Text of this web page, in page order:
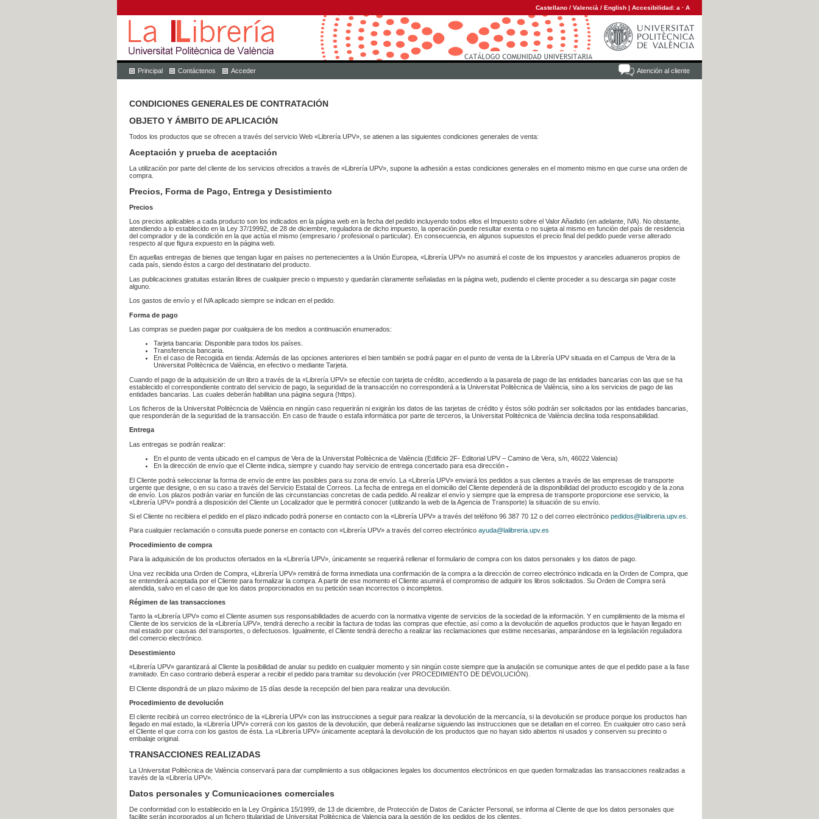
Castellano / Valencià / English | Accesibilidad: a · A
Atención al cliente
Principal Contáctenos Acceder
CONDICIONES GENERALES DE CONTRATACIÓN
OBJETO Y ÁMBITO DE APLICACIÓN
Todos los productos que se ofrecen a través del servicio Web «Librería UPV», se atienen a las siguientes condiciones generales de venta:
Aceptación y prueba de aceptación
La utilización por parte del cliente de los servicios ofrecidos a través de «Librería UPV», supone la adhesión a estas condiciones generales en el momento mismo en que curse una orden de
compra.
Precios, Forma de Pago, Entrega y Desistimiento
Precios
Los precios aplicables a cada producto son los indicados en la página web en la fecha del pedido incluyendo todos ellos el Impuesto sobre el Valor Añadido (en adelante, IVA). No obstante,
atendiendo a lo establecido en la Ley 37/19992, de 28 de diciembre, reguladora de dicho impuesto, la operación puede resultar exenta o no sujeta al mismo en función del país de residencia
del comprador y de la condición en la que actúa el mismo (empresario / profesional o particular). En consecuencia, en algunos supuestos el precio final del pedido puede verse alterado
respecto al que figura expuesto en la página web.
En aquellas entregas de bienes que tengan lugar en países no pertenecientes a la Unión Europea, «Librería UPV» no asumirá el coste de los impuestos y aranceles aduaneros propios de
cada país, siendo éstos a cargo del destinatario del producto.
Las publicaciones gratuitas estarán libres de cualquier precio o impuesto y quedarán claramente señaladas en la página web, pudiendo el cliente proceder a su descarga sin pagar coste
alguno.
Los gastos de envío y el IVA aplicado siempre se indican en el pedido.
Forma de pago
Las compras se pueden pagar por cualquiera de los medios a continuación enumerados:
Tarjeta bancaria: Disponible para todos los países.
Transferencia bancaria.
En el caso de Recogida en tienda: Además de las opciones anteriores el bien también se podrá pagar en el punto de venta de la Librería UPV situada en el Campus de Vera de la
Universitat Politècnica de València, en efectivo o mediante Tarjeta.
Cuando el pago de la adquisición de un libro a través de la «Librería UPV» se efectúe con tarjeta de crédito, accediendo a la pasarela de pago de las entidades bancarias con las que se ha
establecido el correspondiente contrato del servicio de pago, la seguridad de la transacción no corresponderá a la Universitat Politècnica de València, sino a los servicios de pago de las
entidades bancarias. Las cuales deberán habilitan una página segura (https).
Los ficheros de la Universitat Politècncia de València en ningún caso requerirán ni exigirán los datos de las tarjetas de crédito y éstos sólo podrán ser solicitados por las entidades bancarias,
que responderán de la seguridad de la transacción. En caso de fraude o estafa informática por parte de terceros, la Universitat Politècnica de València declina toda responsabilidad.
Entrega
Las entregas se podrán realizar:
En el punto de venta ubicado en el campus de Vera de la Universitat Politècnica de València (Edificio 2F- Editorial UPV – Camino de Vera, s/n, 46022 Valencia)
En la dirección de envío que el Cliente indica, siempre y cuando hay servicio de entrega concertado para esa dirección .
El Cliente podrá seleccionar la forma de envío de entre las posibles para su zona de envío. La «Librería UPV» enviará los pedidos a sus clientes a través de las empresas de transporte
urgente que designe, o en su caso a través del Servicio Estatal de Correos. La fecha de entrega en el domicilio del Cliente dependerá de la disponibilidad del producto escogido y de la zona
de envío. Los plazos podrán variar en función de las circunstancias concretas de cada pedido. Al realizar el envío y siempre que la empresa de transporte proporcione ese servicio, la
«Librería UPV» pondrá a disposición del Cliente un Localizador que le permitirá conocer (utilizando la web de la Agencia de Transporte) la situación de su envío.
Si el Cliente no recibiera el pedido en el plazo indicado podrá ponerse en contacto con la «Librería UPV» a través del teléfono 96 387 70 12 o del correo electrónico pedidos@lalibreria.upv.es
Para cualquier reclamación o consulta puede ponerse en contacto con «Librería UPV» a través del correo electrónico ayuda@lalibreria.upv.es
Procedimiento de compra
Para la adquisición de los productos ofertados en la «Librería UPV», únicamente se requerirá rellenar el formulario de compra con los datos personales y los datos de pago.
Una vez recibida una Orden de Compra, «Librería UPV» remitirá de forma inmediata una confirmación de la compra a la dirección de correo electrónico indicada en la Orden de Compra, que
se entenderá aceptada por el Cliente para formalizar la compra. A partir de ese momento el Cliente asumirá el compromiso de adquirir los libros solicitados. Su Orden de Compra será
atendida, salvo en el caso de que los datos proporcionados en su petición sean incorrectos o incompletos.
Régimen de las transacciones
Tanto la «Librería UPV» como el Cliente asumen sus responsabilidades de acuerdo con la normativa vigente de servicios de la sociedad de la información. Y en cumplimiento de la misma el
Cliente de los servicios de la «Librería UPV», tendrá derecho a recibir la factura de todas las compras que efectúe, así como a la devolución de aquellos productos que le hayan llegado en
mal estado por causas del transportes, o defectuosos. Igualmente, el Cliente tendrá derecho a realizar las reclamaciones que estime necesarias, amparándose en la legislación reguladora
del comercio electrónico.
Desestimiento
«Librería UPV» garantizará al Cliente la posibilidad de anular su pedido en cualquier momento y sin ningún coste siempre que la anulación se comunique antes de que el pedido pase a la fase
tramitado . En caso contrario deberá esperar a recibir el pedido para tramitar su devolución (ver PROCEDIMIENTO DE DEVOLUCIÓN).
El Cliente dispondrá de un plazo máximo de 15 días desde la recepción del bien para realizar una devolución.
Procedimiento de devolución
El cliente recibirá un correo electrónico de la «Librería UPV» con las instrucciones a seguir para realizar la devolución de la mercancía, si la devolución se produce porque los productos han
llegado en mal estado, la «Librería UPV» correrá con los gastos de la devolución, que deberá realizarse siguiendo las instrucciones que se detallan en el correo. En cualquier otro caso será
el Cliente el que corra con los gastos de ésta. La «Librería UPV» únicamente aceptará la devolución de los productos que no hayan sido abiertos ni usados y conserven su precinto o
embalaje original.
TRANSACCIONES REALIZADAS
La Universitat Politècnica de València conservará para dar cumplimiento a sus obligaciones legales los documentos electrónicos en que queden formalizadas las transacciones realizadas a
través de la «Librería UPV».
Datos personales y Comunicaciones comerciales
De conformidad con lo establecido en la Ley Orgánica 15/1999, de 13 de diciembre, de Protección de Datos de Carácter Personal, se informa al Cliente de que los datos personales que
facilite serán incorporados al un fichero titularidad de Universitat Politècnica de Valencia para la gestión de los pedidos de los clientes.